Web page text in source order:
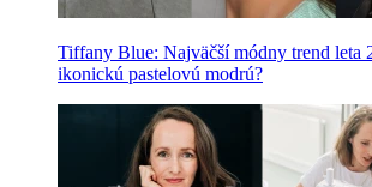
Tiffany Blue: Najväčší módny trend leta
ikonickú pastelovú modrú?